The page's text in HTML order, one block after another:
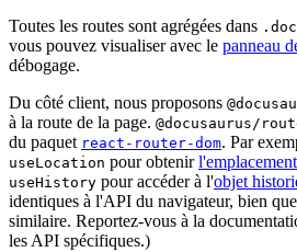
Toutes les routes sont agrégées dans
vous pouvez visualiser avec le panneau
débogage.
Du côté client, nous proposons
à la route de la page. @docusaurus/
du paquet react-router-dom. Par
useLocation pour obtenirl'emplacement
useHistory pour accéder à l'objet
identiques à l'API du navigateur, bien
similaire. Reportez-vous à la
les API spécifiques.)